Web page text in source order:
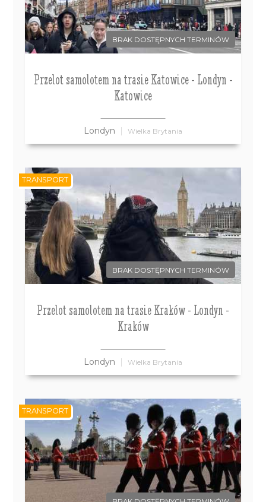
BRAK DOSTĘPNYCH TERMINÓW
Przelot samolotem na trasie Katowice - Londyn -
Katowice
Londyn Wielka Brytania
BRAK DOSTĘPNYCH TERMINÓW
Przelot samolotem na trasie Kraków - Londyn -
Kraków
Londyn Wielka Brytania
TRANSPORT
TRANSPORT